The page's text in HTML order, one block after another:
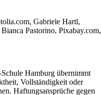
Gabriele Hartl,
Pastorino, Pixabay.com,
Hamburg übernimmt
Vollständigkeit oder
Haftungsansprüche gegen